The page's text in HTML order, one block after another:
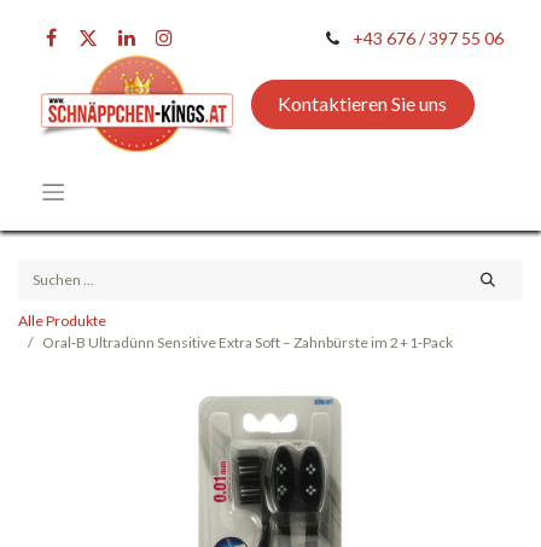
+43 676 / 397 55 06
Kontaktieren Sie uns
Alle Produkte
Oral‑B Ultradünn Sensitive Extra Soft – Zahnbürste im 2 + 1‑Pack